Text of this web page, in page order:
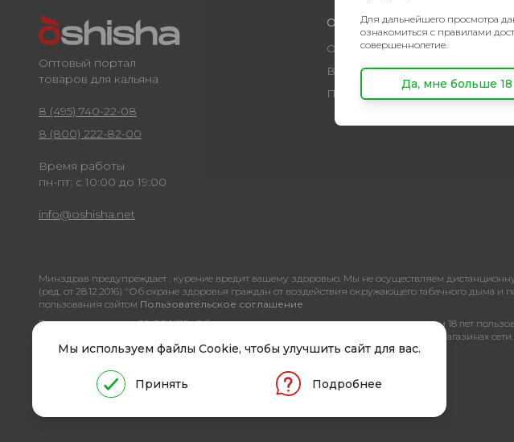
Оптовый портал
товаров для кальяна
8 (495) 740-22-08
8 (800) 222-82-00
Время работы
пн-пт: с 10:00 до 19:00
info@oshisha.net
О компании
О нас
Вакансии
Презентация
Минздрав предупреждает : курение вредит вашему здоровью. Мы не осуществляем
(ред. от 28.12.2016) "Об охране здоровья граждан от воздействия окружающего табачного дыма
пользования сайтом Пользовательское соглашение
В соответствии со ст. 20 ФЗ №15 «Об охране здоровья граждан» лицам, не достигшим 18 лет
достоверной информации о свойствах, характеристиках продукции и её наличии в магазинах
© 2014-2026 ООО «Смак Султана».
Все права защищены
Для дальнейшего просмотра
ознакомиться с правилами
совершеннолетие.
Да, мне больше 18
Мы используем файлы Cookie, чтобы улучшить сайт для вас.
Принять Подробнее